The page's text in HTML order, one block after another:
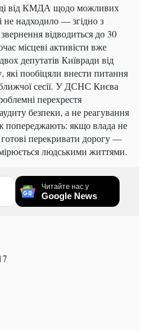
від КМДА щодо можливих
не надходило — згідно з
відводиться до 30
місцеві активісти вже
депутатів Київради від
які пообіцяли внести питання
сесії. У ДСНС Києва
перехрестя
безпеки, а не реагування
якщо влада не
перекривати дорогу —
людськими життями.
Читайте нас у
Google News